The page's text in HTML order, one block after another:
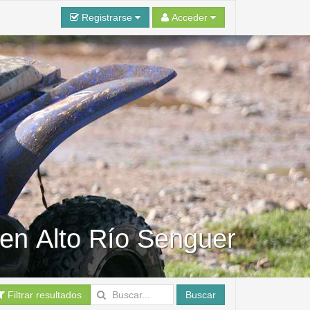
Registrarse Acceder
Alto Río Senguer
Filtrar resultados Buscar